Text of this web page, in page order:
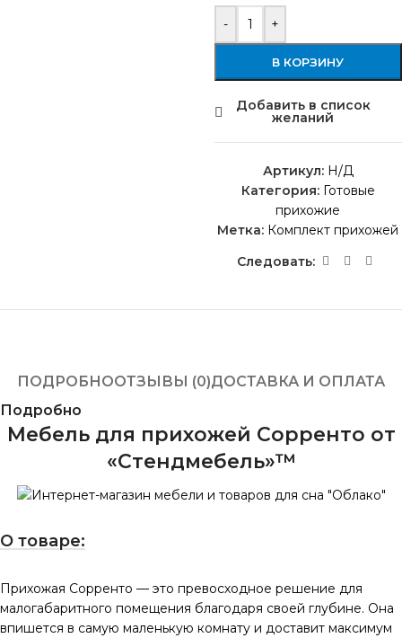
- +
В КОРЗИНУ
Добавить в список
желаний
Артикул: Н/Д
Категория: Готовые
прихожие
Метка: Комплект прихожей
Следовать:
ПОДРОБНООТЗЫВЫ (0)ДОСТАВКА И ОПЛАТА
Подробно
Мебель для прихожей Сорренто от
«Стендмебель»™
О товаре:
Прихожая Сорренто — это превосходное решение для
малогабаритного помещения благодаря своей глубине. Она
впишется в самую маленькую комнату и доставит максимум